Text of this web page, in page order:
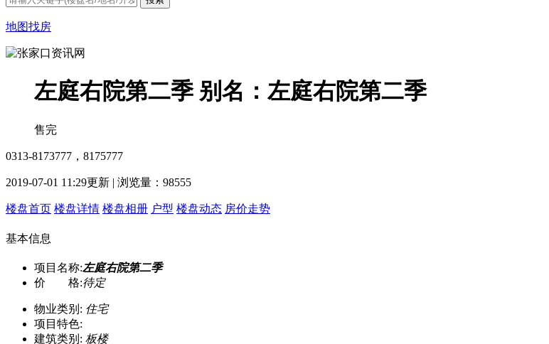
地图找房
左庭右院第二季 别名：左庭右院第二季
售完
0313-8173777，8175777
2019-07-01 11:29更新 | 浏览量： 98555
楼盘首页 楼盘详情 楼盘相册 户型 楼盘动态 房价走势
基本信息
项目名称:左庭右院第二季
价 格:待定
物业类别: 住宅
项目特色:
建筑类别: 板楼